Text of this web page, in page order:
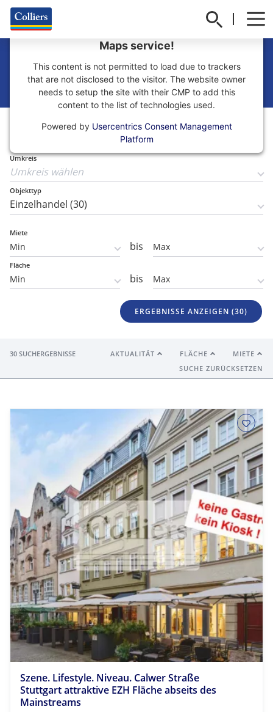
Laden in Deutschland
mieten
We need your consent to load the Google
Maps service!
This content is not permitted to load due to trackers
that are not disclosed to the visitor. The website owner
needs to setup the site with their CMP to add this
content to the list of technologies used.
Powered by Usercentrics Consent Management
Platform
Umkreis
Objekttyp
Miete
bis
Fläche
bis
ERGEBNISSE ANZEIGEN (30)
30 SUCHERGEBNISSE AKTUALITÄT FLÄCHE
MIETE
SUCHE ZURÜCKSETZEN
Szene. Lifestyle. Niveau. Calwer Straße
Stuttgart attraktive EZH Fläche abseits des
Mainstreams